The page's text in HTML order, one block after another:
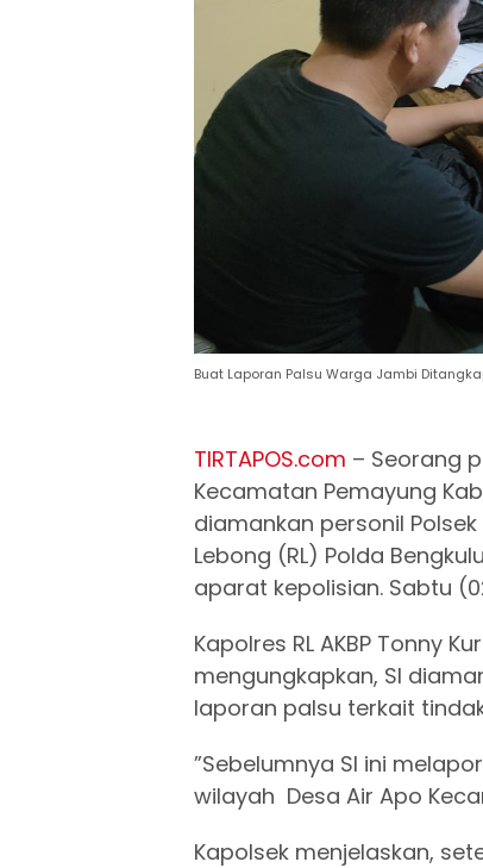
Buat Laporan Palsu Warga Jambi
TIRTAPOS.com – Seorang
Kecamatan Pemayung
diamankan personil
Lebong (RL) Polda
aparat kepolisian. Sabtu
Kapolres RL AKBP Tonny
mengungkapkan, SI
laporan palsu terkait
”Sebelumnya SI ini
wilayah Desa Air Apo
Kapolsek menjelaskan,